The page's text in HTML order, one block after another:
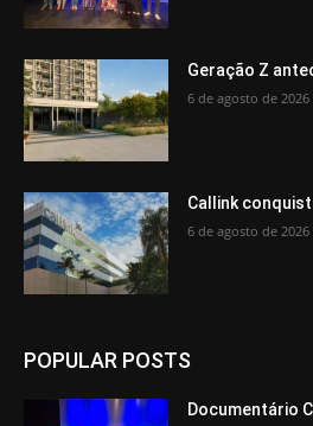
Geração Z
6 de agosto de 2026
Callink
6 de agosto de 2026
POPULAR POSTS
Documentário